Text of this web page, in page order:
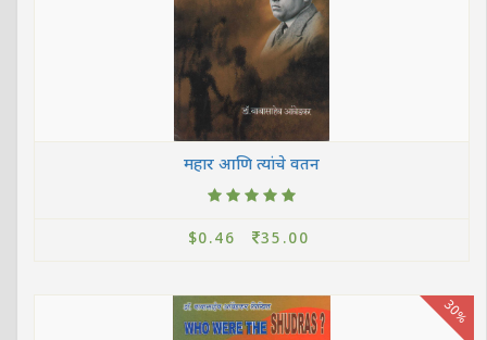
महार आणि त्यांचे वतन
$0.46 35.00
30%